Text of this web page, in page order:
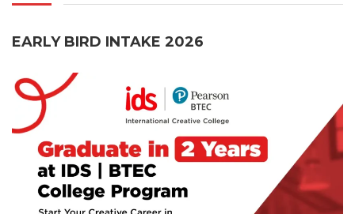
EARLY BIRD INTAKE 2026